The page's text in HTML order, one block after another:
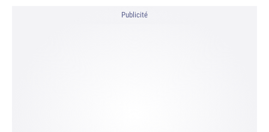
Publicité